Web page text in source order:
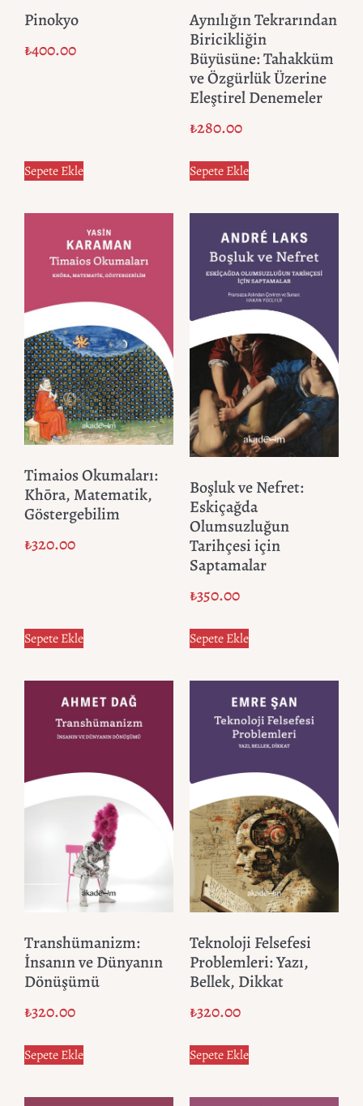
Pinokyo
₺400.00
Sepete Ekle
Aynılığın Tekrarından
Biricikliğin
Büyüsüne: Tahakküm
ve Özgürlük Üzerine
Eleştirel Denemeler
₺280.00
Sepete Ekle
Timaios Okumaları:
Khōra, Matematik,
Göstergebilim
₺320.00
Sepete Ekle
Boşluk ve Nefret:
Eskiçağda
Olumsuzluğun
Tarihçesi için
Saptamalar
₺350.00
Sepete Ekle
Transhümanizm:
İnsanın ve Dünyanın
Dönüşümü
₺320.00
Sepete Ekle
Teknoloji Felsefesi
Problemleri: Yazı,
Bellek, Dikkat
₺320.00
Sepete Ekle